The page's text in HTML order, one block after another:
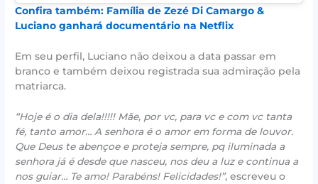
Confira também: Família de Zezé Di Camargo &
Luciano ganhará documentário na Netflix
Em seu perfil, Luciano não deixou a data passar em
branco e também deixou registrada sua admiração pela
matriarca.
“Hoje é o dia dela!!!!! Mãe, por vc, para vc e com vc tanta
fé, tanto amor… A senhora é o amor em forma de louvor.
Que Deus te abençoe e proteja sempre, pq iluminada a
senhora já é desde que nasceu, nos deu a luz e continua a
nos guiar… Te amo! Parabéns! Felicidades!”, escreveu o